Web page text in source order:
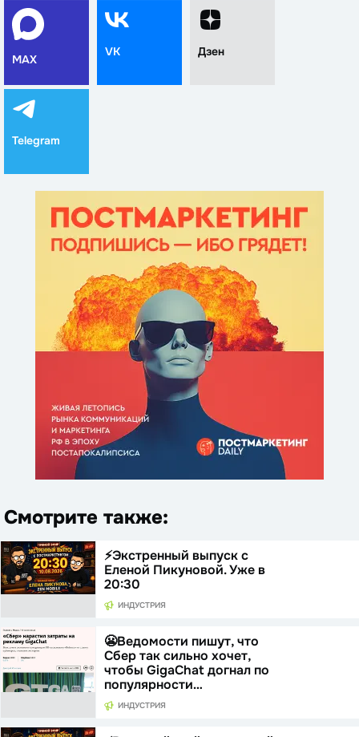
MAX
VK Дзен
Telegram
Смотрите также:
⚡️Экстренный выпуск с
Еленой Пикуновой. Уже в
20:30
ИНДУСТРИЯ
😬Ведомости пишут, что
Сбер так сильно хочет,
чтобы GigaChat догнал по
популярности…
ИНДУСТРИЯ